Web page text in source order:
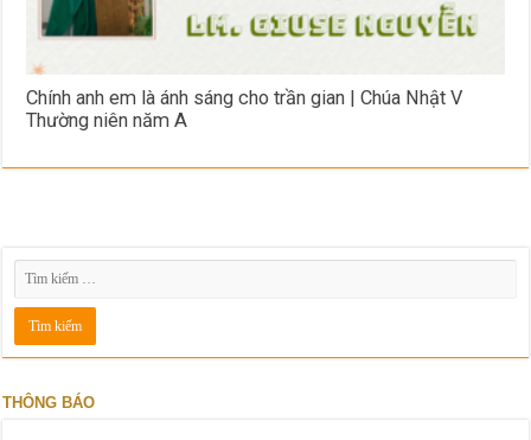
Chính anh em là ánh sáng cho trần gian | Chúa Nhật V
Thường niên năm A
THÔNG BÁO